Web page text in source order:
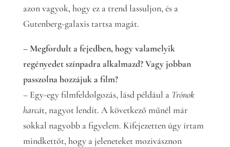
azon vagyok, hogy ez a trend lassuljon, és a
Gutenberg-galaxis tartsa magát.
– Megfordult a fejedben, hogy valamelyik
regényedet színpadra alkalmazd? Vagy jobban
passzolna hozzájuk a film?
– Egy-egy filmfeldolgozás, lásd például a Trónok
harcát, nagyot lendít. A következő műnél már
sokkal nagyobb a figyelem. Kifejezetten úgy írtam
mindkettőt, hogy a jeleneteket mozivásznon